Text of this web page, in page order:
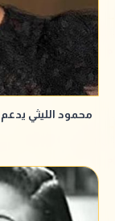
محمود الليثي